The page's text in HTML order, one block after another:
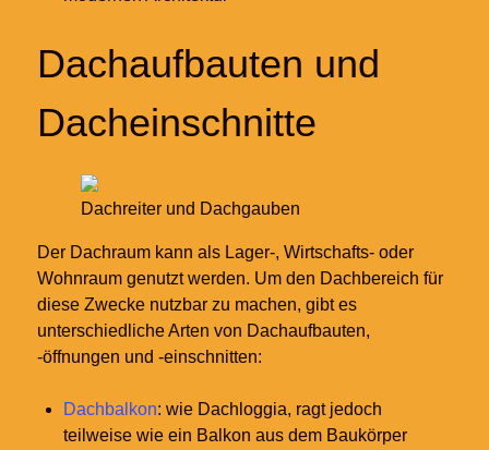
Dachaufbauten und
Dacheinschnitte
Dachreiter und Dachgauben
Der Dachraum kann als Lager-, Wirtschafts- oder
Wohnraum genutzt werden. Um den Dachbereich für
diese Zwecke nutzbar zu machen, gibt es
unterschiedliche Arten von Dachaufbauten,
-öffnungen und -einschnitten:
Dachbalkon: wie Dachloggia, ragt jedoch
teilweise wie ein Balkon aus dem Baukörper